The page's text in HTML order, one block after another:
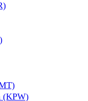
(KPW)